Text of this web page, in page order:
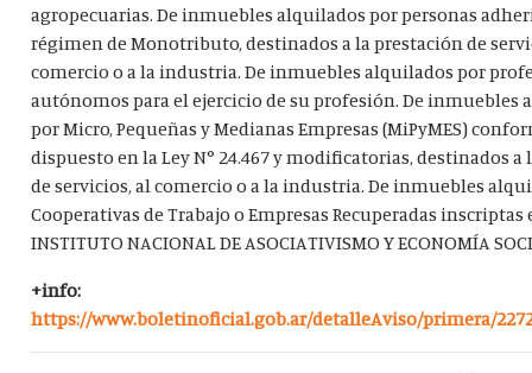
agropecuarias. De inmuebles alquilados por personas
régimen de Monotributo, destinados a la prestación de
comercio o a la industria. De inmuebles alquilados por
autónomos para el ejercicio de su profesión. De inmuebles
por Micro, Pequeñas y Medianas Empresas (MiPyMES)
dispuesto en la Ley N° 24.467 y modificatorias, destinados a
de servicios, al comercio o a la industria. De inmuebles
Cooperativas de Trabajo o Empresas Recuperadas inscriptas
INSTITUTO NACIONAL DE ASOCIATIVISMO Y ECONOMÍA
+info:
https://www.boletinoficial.gob.ar/detalleAviso/primera/